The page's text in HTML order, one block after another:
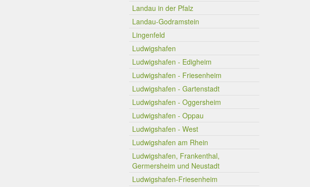
Landau in der Pfalz
Landau-Godramstein
Lingenfeld
Ludwigshafen
Ludwigshafen - Edigheim
Ludwigshafen - Friesenheim
Ludwigshafen - Gartenstadt
Ludwigshafen - Oggersheim
Ludwigshafen - Oppau
Ludwigshafen - West
Ludwigshafen am Rhein
Ludwigshafen, Frankenthal,
Germersheim und Neustadt
Ludwigshafen-Friesenheim